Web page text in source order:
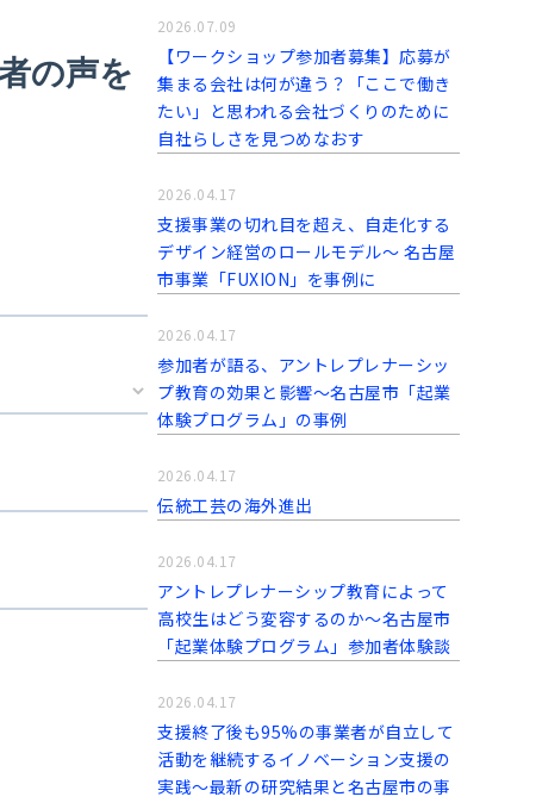
【ワークショップ参加者募集】応募が
集まる会社は何が違う？「ここで働き
たい」と思われる会社づくりのために
自社らしさを見つめなおす
2026.07.09
支援事業の切れ目を超え、自走化する
デザイン経営のロールモデル〜 名古屋
市事業「FUXION」を事例に
2026.04.17
参加者が語る、アントレプレナーシッ
プ教育の効果と影響～名古屋市「起業
体験プログラム」の事例
2026.04.17
伝統工芸の海外進出
2026.04.17
アントレプレナーシップ教育によって
高校生はどう変容するのか～名古屋市
「起業体験プログラム」参加者体験談
2026.04.17
支援終了後も95%の事業者が自立して
活動を継続するイノベーション支援の
実践～最新の研究結果と名古屋市の事
2026.04.17